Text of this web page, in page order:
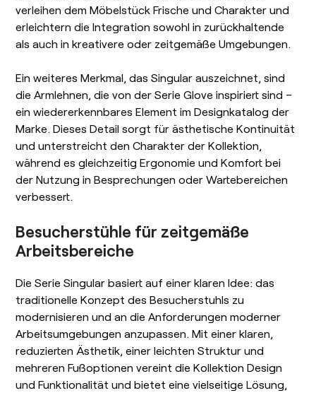
verleihen dem Möbelstück Frische und Charakter und
erleichtern die Integration sowohl in zurückhaltende
als auch in kreativere oder zeitgemäße Umgebungen.
Ein weiteres Merkmal, das Singular auszeichnet, sind
die Armlehnen, die von der Serie Glove inspiriert sind –
ein wiedererkennbares Element im Designkatalog der
Marke. Dieses Detail sorgt für ästhetische Kontinuität
und unterstreicht den Charakter der Kollektion,
während es gleichzeitig Ergonomie und Komfort bei
der Nutzung in Besprechungen oder Wartebereichen
verbessert.
Besucherstühle für zeitgemäße
Arbeitsbereiche
Die Serie Singular basiert auf einer klaren Idee: das
traditionelle Konzept des Besucherstuhls zu
modernisieren und an die Anforderungen moderner
Arbeitsumgebungen anzupassen. Mit einer klaren,
reduzierten Ästhetik, einer leichten Struktur und
mehreren Fußoptionen vereint die Kollektion Design
und Funktionalität und bietet eine vielseitige Lösung,